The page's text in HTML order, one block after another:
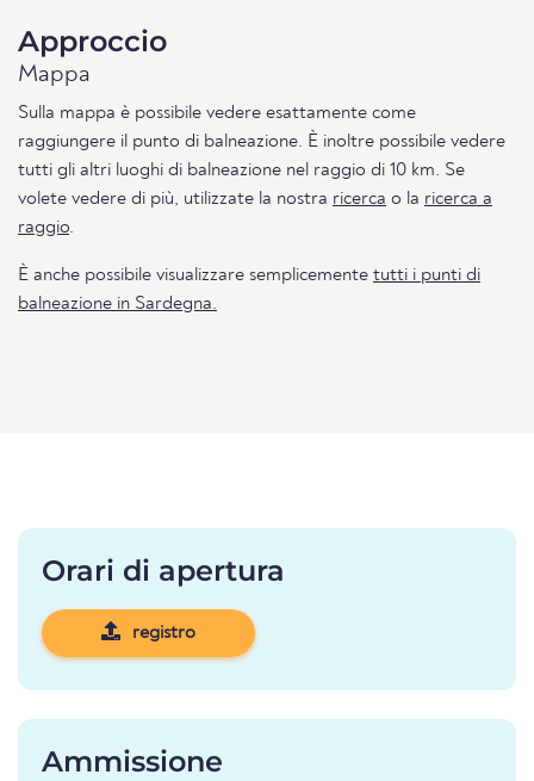
Approccio
Mappa
Sulla mappa è possibile vedere esattamente come
raggiungere il punto di balneazione. È inoltre possibile vedere
tutti gli altri luoghi di balneazione nel raggio di 10 km. Se
volete vedere di più, utilizzate la nostra ricerca o la ricerca a
raggio.
È anche possibile visualizzare semplicemente tutti i punti di
balneazione in Sardegna.
Orari di apertura
registro
Ammissione